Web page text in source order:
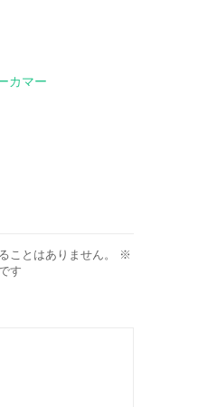
カマー
ことはありません。
※
す